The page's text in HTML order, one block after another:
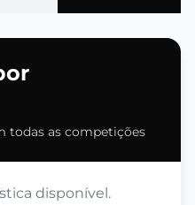
todas as competições
disponível.